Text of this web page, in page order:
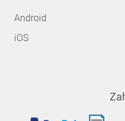
Android
iOS